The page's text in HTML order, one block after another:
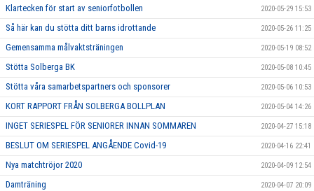
Klartecken för start av seniorfotbollen 2020-05-29 15:53
Så här kan du stötta ditt barns idrottande 2020-05-26 11:25
Gemensamma målvaktsträningen 2020-05-19 08:52
Stötta Solberga BK 2020-05-08 10:45
Stötta våra samarbetspartners och sponsorer 2020-05-06 10:53
KORT RAPPORT FRÅN SOLBERGA BOLLPLAN 2020-05-04 14:26
INGET SERIESPEL FÖR SENIORER INNAN SOMMAREN 2020-04-27 15:18
BESLUT OM SERIESPEL ANGÅENDE Covid-19 2020-04-16 22:41
Nya matchtröjor 2020 2020-04-09 12:54
Damträning 2020-04-07 20:09